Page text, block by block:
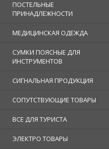
ПОСТЕЛЬНЫЕ
ПРИНАДЛЕЖНОСТИ
МЕДИЦИНСКАЯ ОДЕЖДА
СУМКИ ПОЯСНЫЕ ДЛЯ
ИНСТРУМЕНТОВ
СИГНАЛЬНАЯ ПРОДУКЦИЯ
СОПУТСТВУЮЩИЕ ТОВАРЫ
ВСЕ ДЛЯ ТУРИСТА
ЭЛЕКТРО ТОВАРЫ